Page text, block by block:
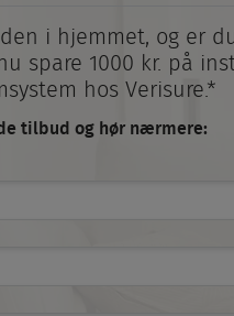
i hjemmet, og er
spare 1000 kr. på
hos Verisure.*
tilbud og hør nærmere: